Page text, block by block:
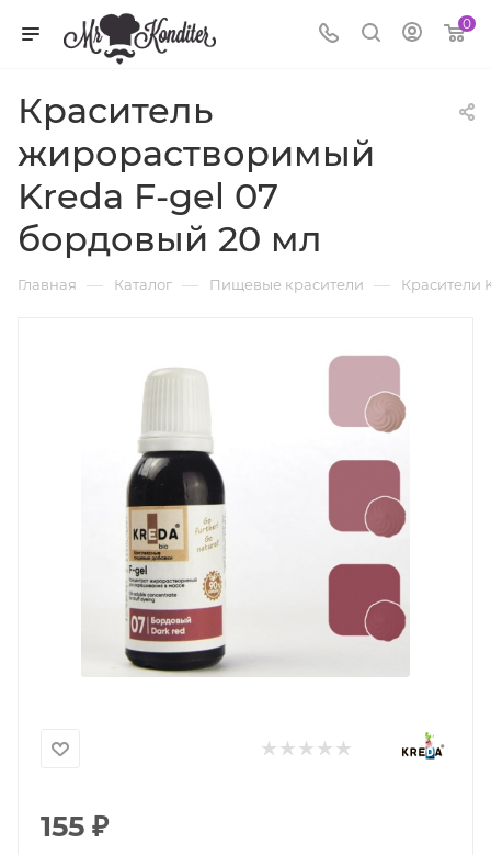
0
Краситель
жирорастворимый
Kreda F-gel 07
бордовый 20 мл
Главная — Каталог — Пищевые красители — Красители
155 ₽